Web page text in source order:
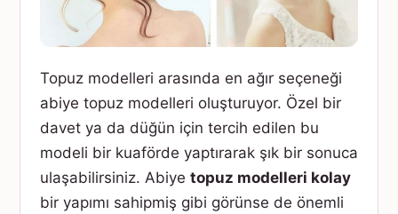
Topuz modelleri arasında en ağır seçeneği
abiye topuz modelleri oluşturuyor. Özel bir
davet ya da düğün için tercih edilen bu
modeli bir kuaförde yaptırarak şık bir sonuca
ulaşabilirsiniz. Abiye topuz modelleri kolay
bir yapımı sahipmiş gibi görünse de önemli